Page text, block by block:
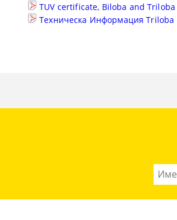
TUV certificate, Biloba and Triloba
Техническа Информация Triloba